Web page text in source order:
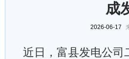
成
2026-06-17
近日，富县发电公司